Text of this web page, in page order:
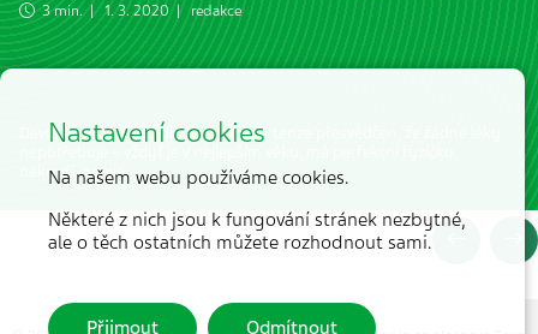
3 min. | 1. 3. 2020 | redakce
David byl navzdory diagnóze hypertenze přesvědčen, že žádné léky
nekouří, nepije.
Nastavení cookies
Na našem webu používáme cookies.
Některé z nich jsou k fungování stránek nezbytné,
ale o těch ostatních můžete rozhodnout sami.
Přijmout Odmítnout